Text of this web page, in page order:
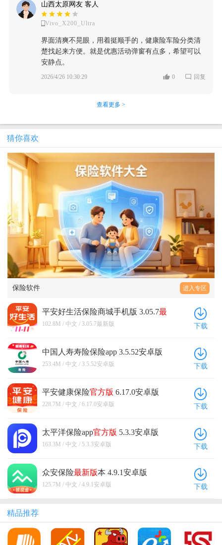
山西太原网友 客人
Vivo_X200_Ultra
界面清爽不晃眼，用着挺顺手的，健康险车险分类清
楚找起来方便。就是优惠活动弹窗有点多，希望可以
安静点。
2026/4/26 10:30:29 0 回复
查看更多 >
猜你喜欢
保险软件 进入专区
平安好生活保险商城手机版 3.05.7最
新版
102.8M / 中文 / 3.05.7最新版 下载
中国人寿寿险保险app 3.5.52安卓版
253.4M / 中文 / 3.5.52安卓版 下载
平安健康保险官方版 6.17.0安卓版
228.7M / 中文 / 6.17.0安卓版 下载
太平洋保险app官方版 5.3.3安卓版
163.3M / 中文 / 5.3.3安卓版 下载
众安保险最新版本 4.9.1安卓版
125.7M / 中文 / 4.9.1安卓版 下载
精品推荐